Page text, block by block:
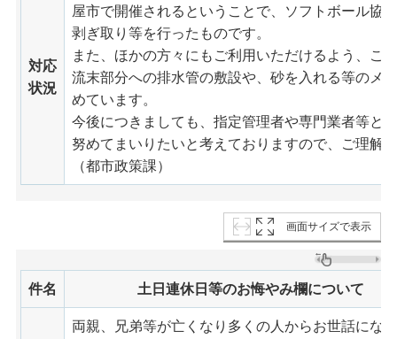
対応
状況
屋市で開催されるということで、ソフトボール協
剥ぎ取り等を行ったものです。
また、ほかの方々にもご利用いただけるよう、こ
流末部分への排水管の敷設や、砂を入れる等のメ
めています。
今後につきましても、指定管理者や専門業者等と
努めてまいりたいと考えておりますので、ご理解
（都市政策課）
画面サイズで表示
件名 土日連休日等のお悔やみ欄について
両親、兄弟等が亡くなり多くの人からお世話にな